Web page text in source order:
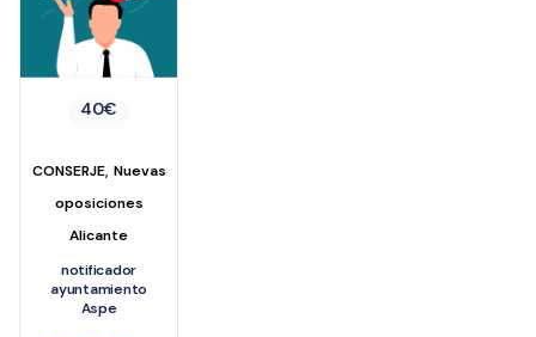
40€
CONSERJE, Nuevas
oposiciones
Alicante
notificador
ayuntamiento
Aspe